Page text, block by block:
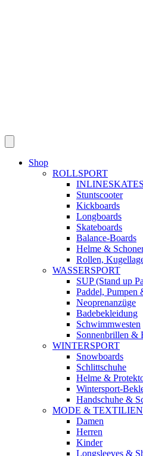
Shop
ROLLSPORT
INLINESKATES
Stuntscooter
Kickboards
Longboards
Skateboards
Balance-Boards
Helme &
Rollen,
WASSERSPORT
SUP (Stand up
Paddel, Pumpen
Neoprenanzüge
Badebekleidung
Schwimmwesten
Sonnenbrillen &
WINTERSPORT
Snowboards
Schlittschuhe
Helme &
Wintersport-
Handschuhe &
MODE & TEXTILIEN
Damen
Herren
Kinder
Longsleeves &